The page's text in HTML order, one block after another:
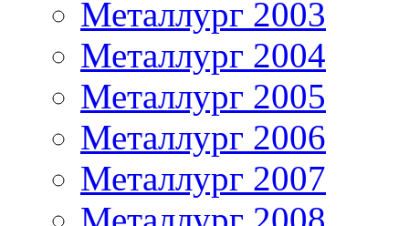
Металлург 2003
Металлург 2004
Металлург 2005
Металлург 2006
Металлург 2007